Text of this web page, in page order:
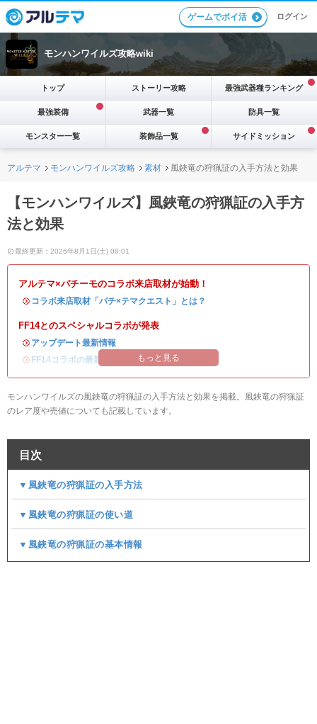
ゲームでポイ活 ログイン
モンハンワイルズ攻略wiki
トップ ストーリー攻略 最強武器種ランキング
最強装備 武器一覧 防具一覧
モンスター一覧 装飾品一覧 サイドミッション
アルテマ モンハンワイルズ攻略 素材 風鋏竜の狩猟証の入手方法と効果
【モンハンワイルズ】風鋏竜の狩猟証の入手方
法と効果
最終更新：2026年8月1日(土) 08:01
アルテマ×パチーモのコラボ来店取材が始動！
・ コラボ来店取材「パチ×テマクエスト」とは？
FF14とのスペシャルコラボが発表
・ アップデート最新情報
・ FF14コラボの最新情報 オメガ・プラネテス攻略
もっと見る
モンハンワイルズの風鋏竜の狩猟証の入手方法と効果を掲載。風鋏竜の狩猟証
のレア度や売値についても記載しています。
目次
▼風鋏竜の狩猟証の入手方法
▼風鋏竜の狩猟証の使い道
▼風鋏竜の狩猟証の基本情報